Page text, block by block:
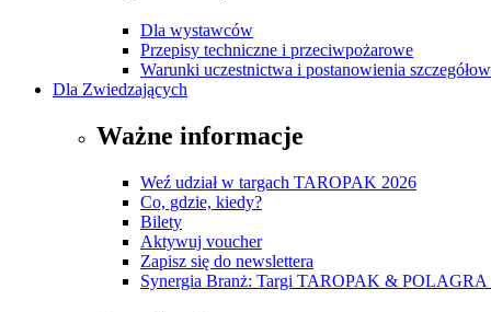
Dla wystawców
Przepisy techniczne i przeciwpożarowe
Warunki uczestnictwa i postanowienia
Dla Zwiedzających
Ważne informacje
Weź udział w targach TAROPAK 2026
Co, gdzie, kiedy?
Bilety
Aktywuj voucher
Zapisz się do newslettera
Synergia Branż: Targi TAROPAK & POLAGRA